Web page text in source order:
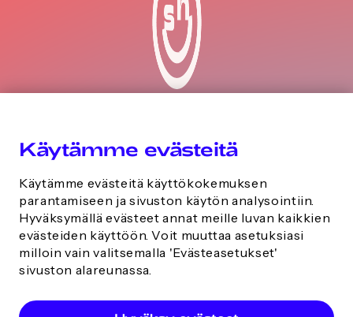
Maaherran Makasiinin sisäpiha, 2
krs.
Varaa nyt
Käytämme evästeitä
Käytämme evästeitä käyttökokemuksen
parantamiseen ja sivuston käytön analysointiin.
Hyväksymällä evästeet annat meille luvan kaikkien
evästeiden käyttöön. Voit muuttaa asetuksiasi
milloin vain valitsemalla 'Evästeasetukset'
sivuston alareunassa.